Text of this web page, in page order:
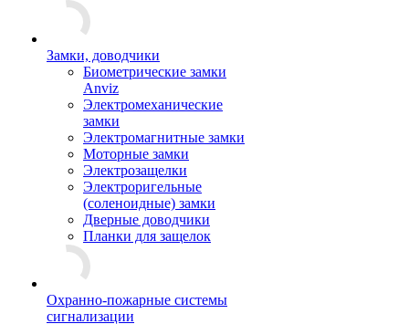
Замки, доводчики
Биометрические замки
Anviz
Электромеханические
замки
Электромагнитные замки
Моторные замки
Электрозащелки
Электроригельные
(cоленоидные) замки
Дверные доводчики
Планки для защелок
Охранно-пожарные системы
сигнализации